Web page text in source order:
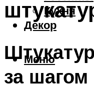
Кухня
Декор
Меню
за шагом